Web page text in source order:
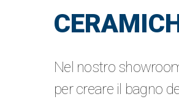
Nel nostro
per creare il bagno